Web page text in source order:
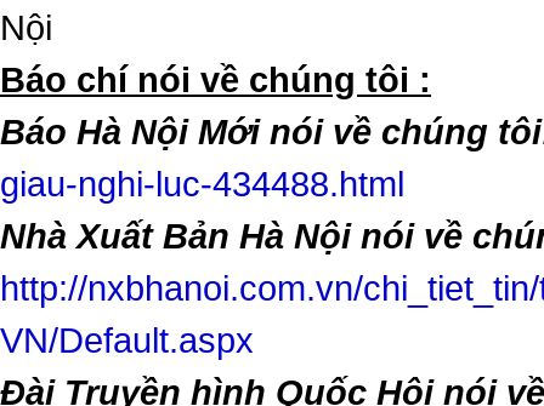
Nội
​Báo chí nói về chúng tôi :
Báo Hà Nội Mới nói về chúng
giau-nghi-luc-434488.html
Nhà Xuất Bản Hà Nội nói về
http://nxbhanoi.com.vn/
VN/Default.aspx
Đài Truyền hình Quốc Hội nói